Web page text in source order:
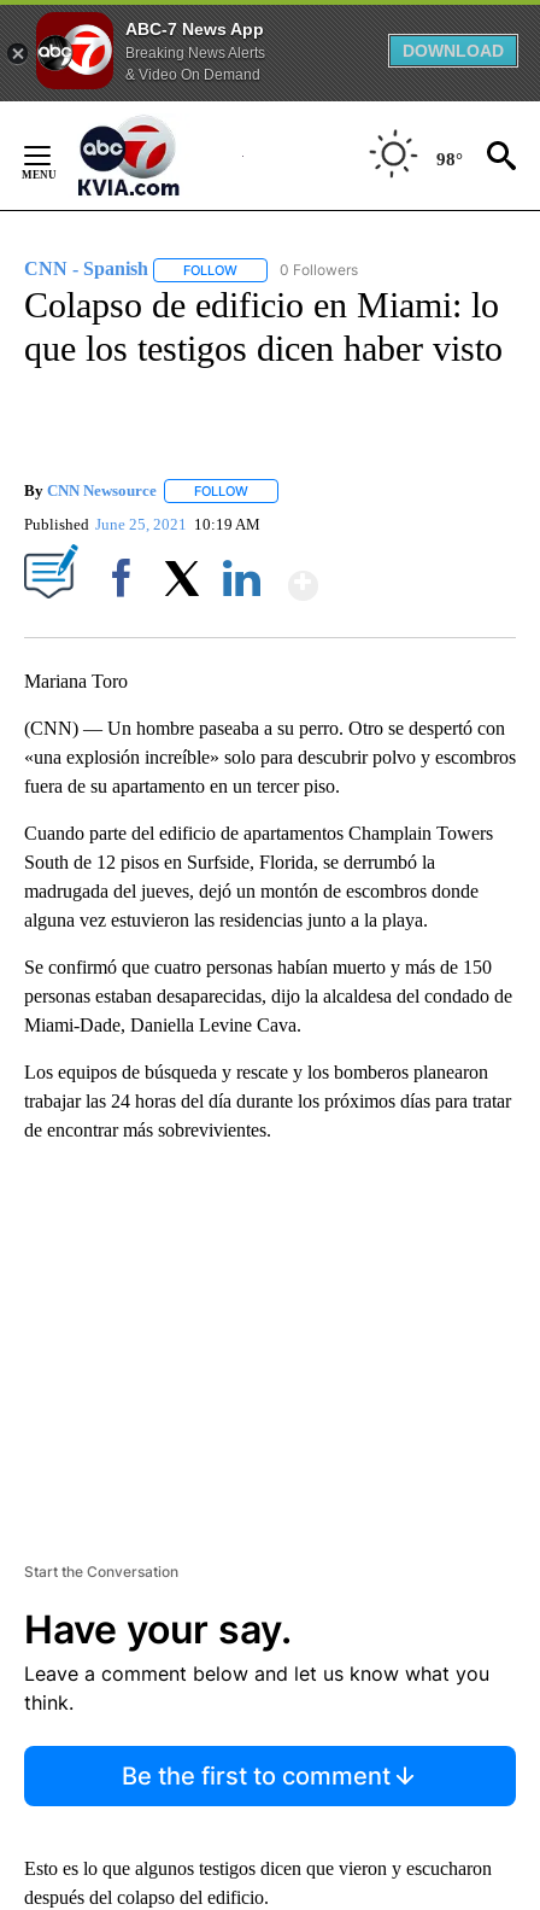
ABC-7 News App
Breaking News Alerts
& Video On Demand
DOWNLOAD
Content
98°
CNN - Spanish FOLLOW FOLLOW "CNN - SPANISH" TO RECEIVE
0 Followers
Colapso de edificio en Miami: lo
que los testigos dicen haber visto
By CNN Newsource FOLLOW
Published June 25, 2021 10:19 AM
Mariana Toro
(CNN) — Un hombre paseaba a su perro. Otro se despertó con
«una explosión increíble» solo para descubrir polvo y escombros
fuera de su apartamento en un tercer piso.
Cuando parte del edificio de apartamentos Champlain Towers
South de 12 pisos en Surfside, Florida, se derrumbó la
madrugada del jueves, dejó un montón de escombros donde
alguna vez estuvieron las residencias junto a la playa.
Se confirmó que cuatro personas habían muerto y más de 150
personas estaban desaparecidas, dijo la alcaldesa del condado de
Miami-Dade, Daniella Levine Cava.
Los equipos de búsqueda y rescate y los bomberos planearon
trabajar las 24 horas del día durante los próximos días para tratar
de encontrar más sobrevivientes.
Start the Conversation
Have your say.
Leave a comment below and let us know what you
think.
Be the first to comment
Esto es lo que algunos testigos dicen que vieron y escucharon
después del colapso del edificio.